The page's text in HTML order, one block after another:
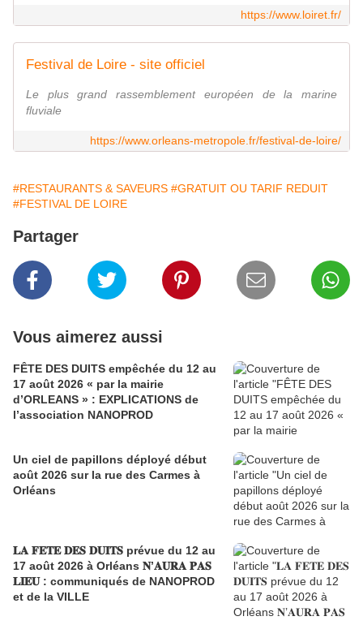
https://www.loiret.fr/
Festival de Loire - site officiel
Le plus grand rassemblement européen de la marine
fluviale
https://www.orleans-metropole.fr/festival-de-loire/
#RESTAURANTS & SAVEURS #GRATUIT OU TARIF REDUIT
#FESTIVAL DE LOIRE
Partager
Vous aimerez aussi
FÊTE DES DUITS empêchée du 12 au
17 août 2026 « par la mairie
d’ORLEANS » : EXPLICATIONS de
l’association NANOPROD
Un ciel de papillons déployé début
août 2026 sur la rue des Carmes à
Orléans
𝐋𝐀 𝐅𝐄𝐓𝐄 𝐃𝐄𝐒 𝐃𝐔𝐈𝐓𝐒 prévue du 12 au
17 août 2026 à Orléans 𝐍’𝐀𝐔𝐑𝐀 𝐏𝐀𝐒
𝐋𝐈𝐄𝐔 : communiqués de NANOPROD
et de la VILLE